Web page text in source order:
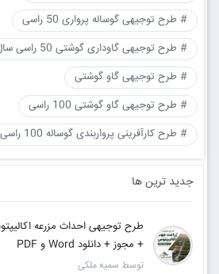
# طرح توجیهی گوساله پرواری 50 راسی
# طرح توجیهی گاوداری گوشتی 50 راسی سال 96
# طرح توجیهی گاو گوشتی
# طرح توجیهی گاو گوشتی 100 راسی
# طرح کارآفرینی پرواربندی گوساله 100 راسی
جدید ترین ها
+ مجوز + دانلود Word و PDF
توسط سمیه ملکی